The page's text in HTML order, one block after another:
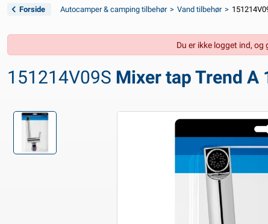
Forside Autocamper & camping tilbehør Vand tilbehør
Du er ikke logget ind,
151214V09S Mixer tap Trend